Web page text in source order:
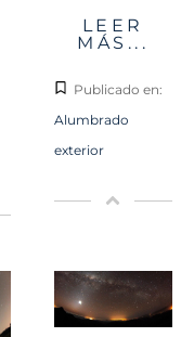
LEER
MÁS...
Publicado en:
Alumbrado
exterior